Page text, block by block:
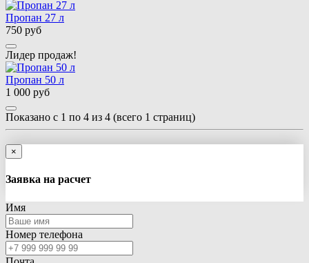
Пропан 27 л
750 руб
Лидер продаж!
Пропан 50 л
1 000 руб
Показано с 1 по 4 из 4 (всего 1 страниц)
×
Заявка на расчет
Имя
Номер телефона